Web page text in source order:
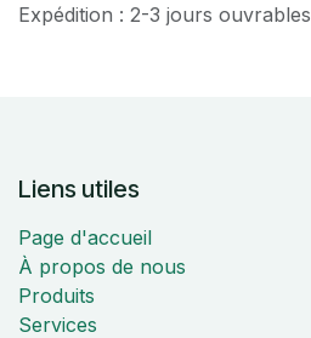
Expédition : 2-3 jours ouvrables
Liens utiles
Page d'accueil
À propos de nous
Produits
Services